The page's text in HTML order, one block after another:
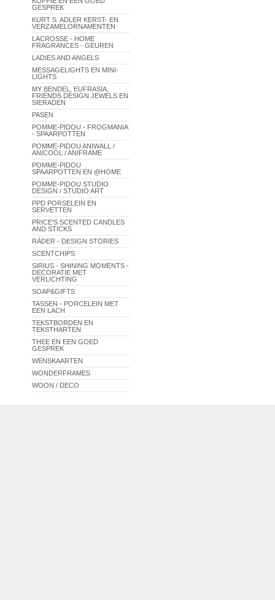
GESPREK
KURT S. ADLER KERST- EN
VERZAMELORNAMENTEN
LACROSSE - HOME
FRAGRANCES - GEUREN
LADIES AND ANGELS
MESSAGELIGHTS EN MINI-
LIGHTS
MY BENDEL, EUFRASIA,
FRIENDS DESIGN JEWELS EN
SIERADEN
PASEN
POMME-PIDOU - FROGMANIA
- SPAARPOTTEN
POMME-PIDOU ANIWALL /
ANICOOL / ANIFRAME
POMME-PIDOU
SPAARPOTTEN EN @HOME
POMME-PIDOU STUDIO
DESIGN / STUDIO ART
PPD PORSELEIN EN
SERVETTEN
PRICE'S SCENTED CANDLES
AND STICKS
RÄDER - DESIGN STORIES
SCENTCHIPS
SIRIUS - SHINING MOMENTS -
DECORATIE MET
VERLICHTING
SOAP&GIFTS
TASSEN - PORCELEIN MET
EEN LACH
TEKSTBORDEN EN
TEKSTHARTEN
THEE EN EEN GOED
GESPREK
WENSKAARTEN
WONDERFRAMES
WOON / DECO